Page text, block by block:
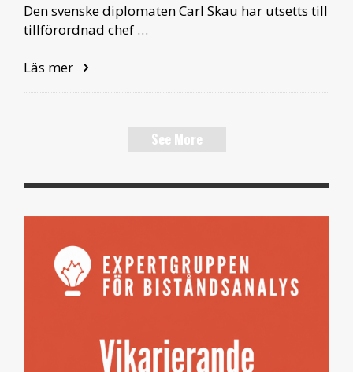
Den svenske diplomaten Carl Skau har utsetts till
tillförordnad chef …
Läs mer
See More